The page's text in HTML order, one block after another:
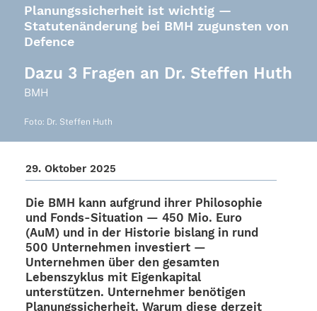
Planungssicherheit ist wichtig —
Statutenänderung bei BMH zugunsten von
Defence
Dazu 3 Fragen an Dr. Steffen Huth
BMH
Foto: Dr. Stef­fen Huth
29. Okto­ber 2025
Die BMH kann aufgrund ihrer Philo­so­phie
und Fonds-Situa­­tion — 450 Mio. Euro
(AuM) und in der Histo­rie bislang in rund
500 Unter­neh­men inves­tiert —
Unter­neh­men über den gesam­ten
Lebens­zy­klus mit Eigen­ka­pi­tal
unter­stüt­zen. Unter­neh­mer benö­ti­gen
Planungs­si­cher­heit. Warum diese derzeit